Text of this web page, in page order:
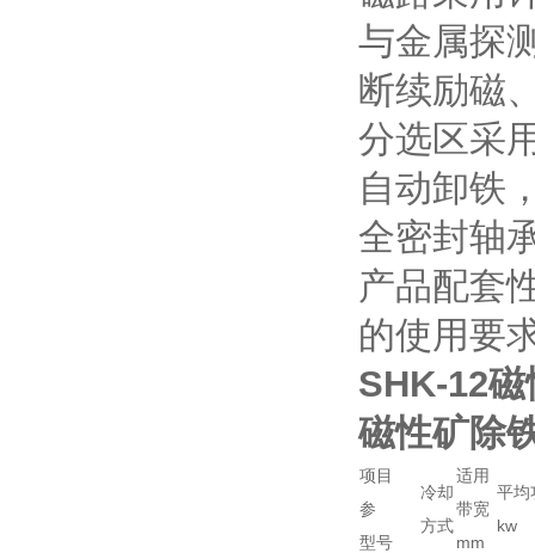
与金属探
断续励磁
分选区采
自动卸铁
全密封轴
产品配套
的使用要
SHK-12
磁性矿除
项目
参
型号
冷却
方式
适用
带宽
mm
平均
kw